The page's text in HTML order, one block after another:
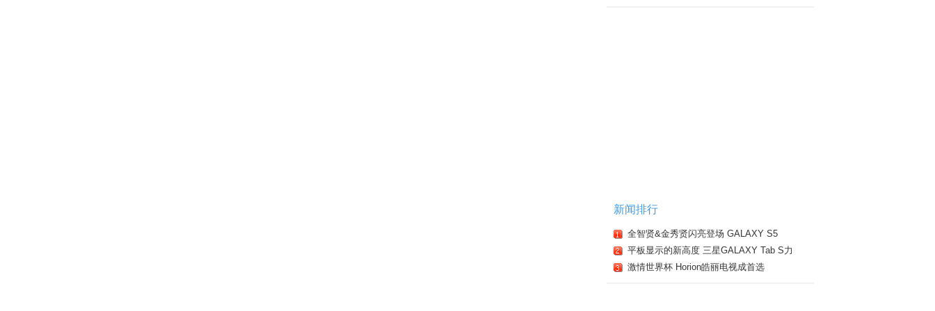
新闻排行
全智贤&金秀贤闪亮登场 GALAXY S5
平板显示的新高度 三星GALAXY Tab S力
激情世界杯 Horion皓丽电视成首选